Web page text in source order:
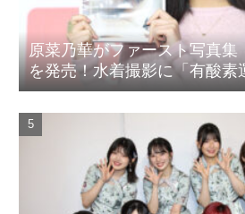
原菜乃華がファースト写真集
を発売！水着撮影に「有酸素
頑張りました」